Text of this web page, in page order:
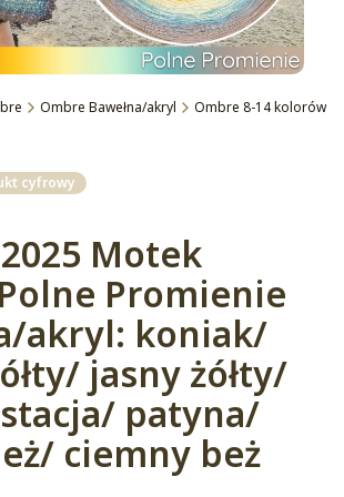
Ombre Bawełna/akryl Ombre 8-14 kolorów
cyfrowy
Motek
Promienie
akryl: koniak/
jasny żółty/
patyna/
ciemny beż